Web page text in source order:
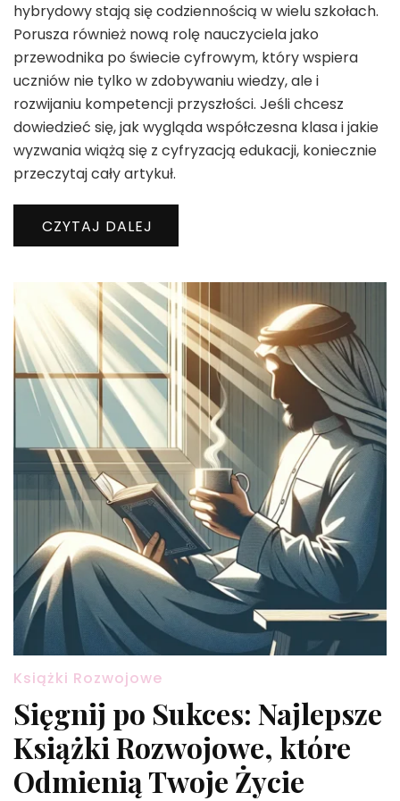
hybrydowy stają się codziennością w wielu szkołach.
Porusza również nową rolę nauczyciela jako
przewodnika po świecie cyfrowym, który wspiera
uczniów nie tylko w zdobywaniu wiedzy, ale i
rozwijaniu kompetencji przyszłości. Jeśli chcesz
dowiedzieć się, jak wygląda współczesna klasa i jakie
wyzwania wiążą się z cyfryzacją edukacji, koniecznie
przeczytaj cały artykuł.
CZYTAJ DALEJ
Książki Rozwojowe
Sięgnij po Sukces: Najlepsze
Książki Rozwojowe, które
Odmienią Twoje Życie